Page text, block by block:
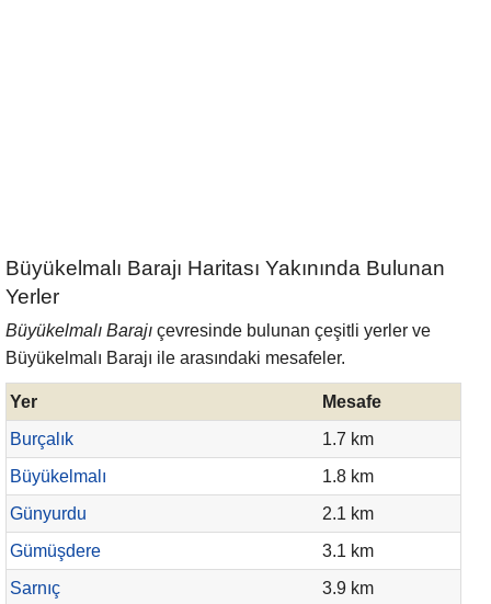
Büyükelmalı Barajı Haritası Yakınında Bulunan
Yerler
Büyükelmalı Barajı çevresinde bulunan çeşitli yerler ve
Büyükelmalı Barajı ile arasındaki mesafeler.
Yer
Mesafe
Burçalık
1.7 km
Büyükelmalı
1.8 km
Günyurdu
2.1 km
Gümüşdere
3.1 km
Sarnıç
3.9 km